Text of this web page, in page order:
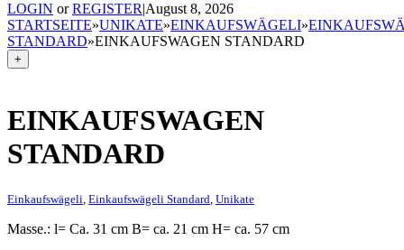
LOGIN orREGISTER|August 8, 2026
STARTSEITE»UNIKATE»EINKAUFSWÄGELI»
STANDARD»EINKAUFSWAGEN STANDARD
+
EINKAUFSWAGEN
STANDARD
Einkaufswägeli Einkaufswägeli Standard Unikate
Masse.: l= Ca. 31 cm B= ca. 21 cm H= ca. 57 cm